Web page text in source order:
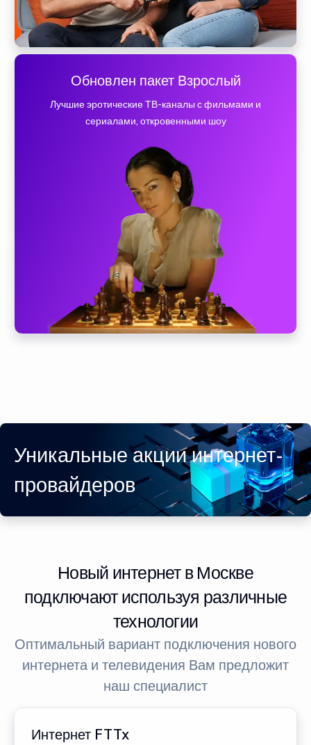
Обновлен пакет Взрослый
Лучшие эротические ТВ-каналы с фильмами и
сериалами, откровенными шоу
Уникальные акции интернет-
провайдеров
Новый интернет в Москве
подключают используя различные
технологии
Оптимальный вариант подключения нового
интернета и телевидения Вам предложит
наш специалист
Интернет FTTx